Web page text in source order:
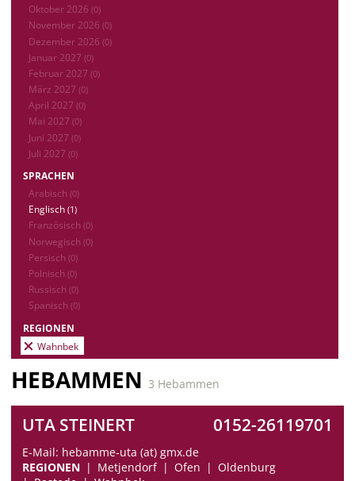
Oktober 2026 (0)
November 2026 (0)
Dezember 2026 (0)
Januar 2027 (0)
Februar 2027 (0)
März 2027 (0)
April 2027 (0)
Mai 2027 (0)
Juni 2027 (0)
Juli 2027 (0)
SPRACHEN
Arabisch (0)
Englisch (1)
Französisch (0)
Norwegisch (0)
Persisch (0)
Polnisch (0)
Russisch (0)
Spanisch (0)
REGIONEN
Wahnbek
HEBAMMEN 3 Hebammen
UTA STEINERT 0152-26119701
E-Mail: hebamme-uta (at) gmx.de
REGIONEN
Metjendorf Ofen
Oldenburg